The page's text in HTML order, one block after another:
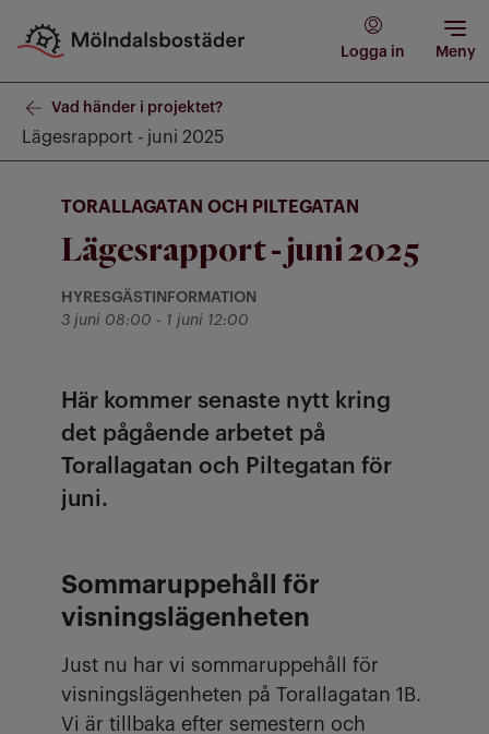
Logga in Meny
Vad händer i projektet?
Lägesrapport - juni 2025
TORALLAGATAN OCH PILTEGATAN
Lägesrapport - juni 2025
HYRESGÄSTINFORMATION
Kategori: Hyresgästinformation
3 juni 08:00 till
- 1 juni 12:00
Här kommer senaste nytt kring
det pågående arbetet på
Torallagatan och Piltegatan för
juni.
Sommaruppehåll för
visningslägenheten
Just nu har vi sommaruppehåll för
visningslägenheten på Torallagatan 1B.
Vi är tillbaka efter semestern och